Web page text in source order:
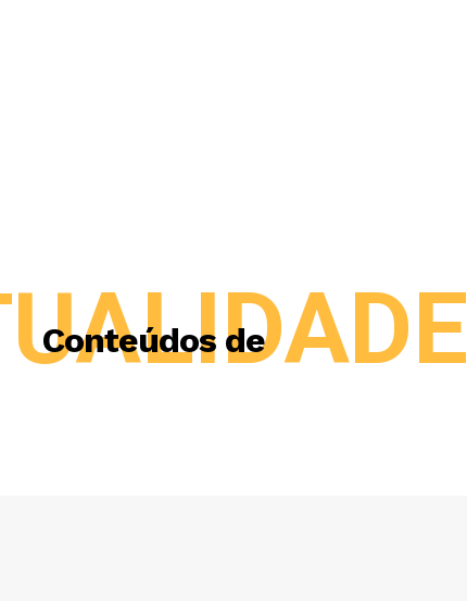
Conteúdos de